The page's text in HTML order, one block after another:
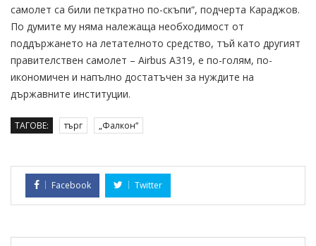
самолет са били петкратно по-скъпи“, подчерта Караджов.
По думите му няма належаща необходимост от
поддържането на летателното средство, тъй като другият
правителствен самолет – Airbus A319, е по-голям, по-
икономичен и напълно достатъчен за нуждите на
държавните институции.
ТАГОВЕ: търг „Фалкон“
Facebook Twitter